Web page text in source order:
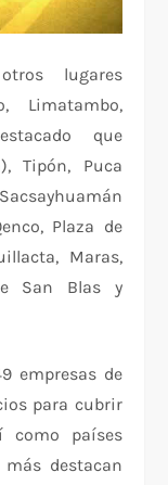
lugares
Limatambo,
que
Tipón, Puca
Plaza de
Maras,
San Blas y
empresas de
para cubrir
como países
destacan